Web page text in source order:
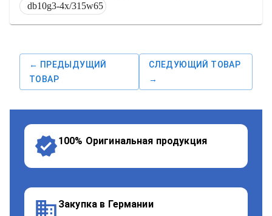
db10g3-4x/315w65
← ПРЕДЫДУЩИЙ
ТОВАР
СЛЕДУЮЩИЙ ТОВАР
→
100% Оригинальная продукция
Закупка в Германии